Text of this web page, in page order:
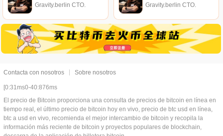
Gravity.berlin CTO. Gravity.berlin CTO.
Contacta con nosotros Sobre nosotros
[0:31ms0-40:876ms
El precio de Bitcoin proporciona una consulta de precios de bitcoin en línea en
tiempo real, el último precio de bitcoin hoy en vivo, precio de btc usd en línea,
btc a usd en vivo, recomienda el mejor intercambio de bitcoin y recopila la
información más reciente de bitcoin y proyectos populares de blockchain,